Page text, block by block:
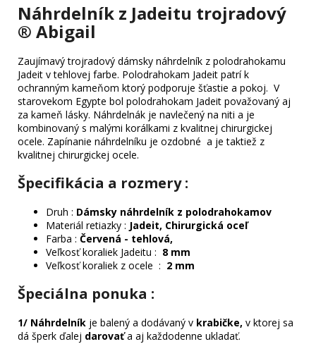
Náhrdelník z Jadeitu trojradový
® Abigail
Zaujímavý trojradový dámsky náhrdelník z polodrahokamu
Jadeit v tehlovej farbe. Polodrahokam Jadeit patrí k
ochranným kameňom ktorý podporuje šťastie a pokoj. V
starovekom Egypte bol polodrahokam Jadeit považovaný aj
za kameň lásky. Náhrdelnák je navlečený na niti a je
kombinovaný s malými korálkami z kvalitnej chirurgickej
ocele. Zapínanie náhrdelníku je ozdobné a je taktiež z
kvalitnej chirurgickej ocele.
Špecifikácia a rozmery :
Druh : Dámsky náhrdelník z polodrahokamov
Materiál retiazky : Jadeit, Chirurgická oceľ
Farba : Červená - tehlová,
Veľkosť koraliek Jadeitu : 8 mm
Veľkosť koraliek z ocele : 2 mm
Špeciálna ponuka :
1/ Náhrdelník je balený a dodávaný v krabičke, v ktorej sa
dá šperk ďalej darovaťa aj každodenne ukladať.